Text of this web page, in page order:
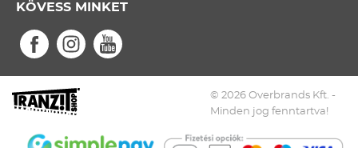
KÖVESS MINKET
© 2026 Overbrands Kft. -
Minden jog fenntartva!